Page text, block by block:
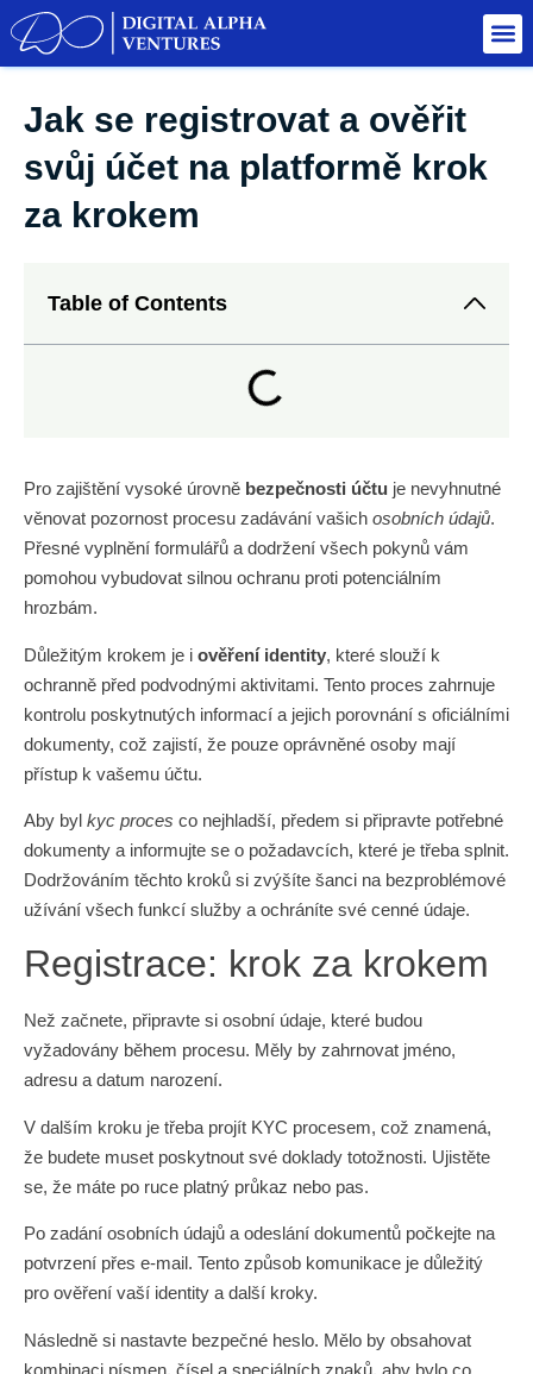
Jak se registrovat a ověřit
svůj účet na platformě krok
za krokem
Table of Contents
Pro zajištění vysoké úrovně bezpečnosti účtu je nevyhnutné
věnovat pozornost procesu zadávání vašich osobních údajů.
Přesné vyplnění formulářů a dodržení všech pokynů vám
pomohou vybudovat silnou ochranu proti potenciálním
hrozbám.
Důležitým krokem je i ověření identity, které slouží k
ochranně před podvodnými aktivitami. Tento proces zahrnuje
kontrolu poskytnutých informací a jejich porovnání s oficiálními
dokumenty, což zajistí, že pouze oprávněné osoby mají
přístup k vašemu účtu.
Aby byl kyc proces co nejhladší, předem si připravte potřebné
dokumenty a informujte se o požadavcích, které je třeba splnit.
Dodržováním těchto kroků si zvýšíte šanci na bezproblémové
užívání všech funkcí služby a ochráníte své cenné údaje.
Registrace: krok za krokem
Než začnete, připravte si osobní údaje, které budou
vyžadovány během procesu. Měly by zahrnovat jméno,
adresu a datum narození.
V dalším kroku je třeba projít KYC procesem, což znamená,
že budete muset poskytnout své doklady totožnosti. Ujistěte
se, že máte po ruce platný průkaz nebo pas.
Po zadání osobních údajů a odeslání dokumentů počkejte na
potvrzení přes e-mail. Tento způsob komunikace je důležitý
pro ověření vaší identity a další kroky.
Následně si nastavte bezpečné heslo. Mělo by obsahovat
kombinaci písmen, čísel a speciálních znaků, aby bylo co